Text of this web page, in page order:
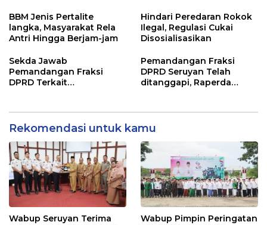
BBM Jenis Pertalite
langka, Masyarakat Rela
Antri Hingga Berjam-jam
Hindari Peredaran Rokok
Ilegal, Regulasi Cukai
Disosialisasikan
Sekda Jawab
Pemandangan Fraksi
DPRD Terkait
2024
Pemandangan Fraksi
DPRD Seruyan Telah
ditanggapi, Raperda
Rekomendasi untuk kamu
Wabup Seruyan Terima
Wabup Pimpin Peringatan